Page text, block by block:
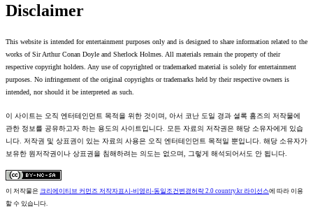
Disclaimer
This website is intended for entertainment purposes only and is designed to share information related to the
works of Sir Arthur Conan Doyle and Sherlock Holmes. All materials remain the property of their
respective copyright holders. Any use of copyrighted or trademarked material is solely for entertainment
purposes. No infringement of the original copyrights or trademarks held by their respective owners is
intended, nor should it be interpreted as such.
이 사이트는 오직 엔터테인먼트 목적을 위한 것이며, 아서 코난 도일 경과 셜록 홈즈의 저작물에
관한 정보를 공유하고자 하는 용도의 사이트입니다. 모든 자료의 저작권은 해당 소유자에게 있습
니다. 저작권 및 상표권이 있는 자료의 사용은 오직 엔터테인먼트 목적일 뿐입니다. 해당 소유자가
보유한 원저작권이나 상표권을 침해하려는 의도는 없으며, 그렇게 해석되어서도 안 됩니다.
이 저작물은 크리에이티브 커먼즈 저작자표시-비영리-동일조건변경허락 2.0 country.kr 라이선스에 따라 이용
할 수 있습니다.